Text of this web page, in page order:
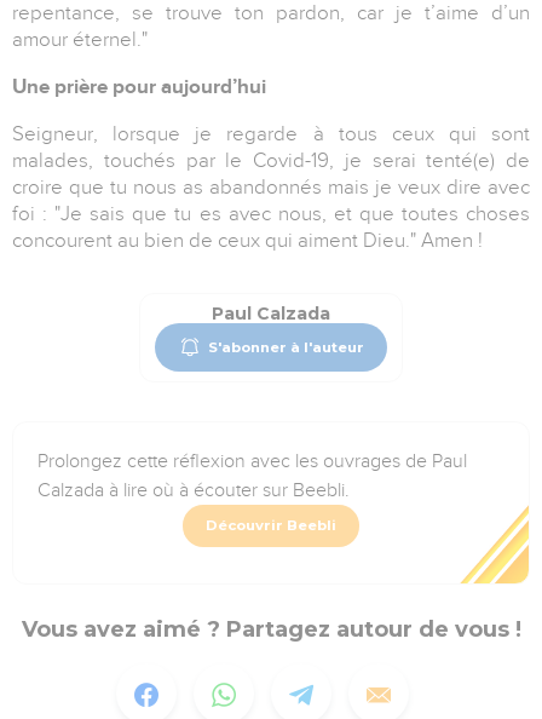
repentance, se trouve ton pardon, car je t’aime d’un
amour éternel."
Une prière pour aujourd’hui
Seigneur, lorsque je regarde à tous ceux qui sont
malades, touchés par le Covid-19, je serai tenté(e) de
croire que tu nous as abandonnés mais je veux dire avec
foi : "Je sais que tu es avec nous, et que toutes choses
concourent au bien de ceux qui aiment Dieu." Amen !
Paul Calzada
S'abonner à l'auteur
Prolongez cette réflexion avec les ouvrages de Paul
Calzada à lire où à écouter sur Beebli.
Découvrir Beebli
Vous avez aimé ? Partagez autour de vous !